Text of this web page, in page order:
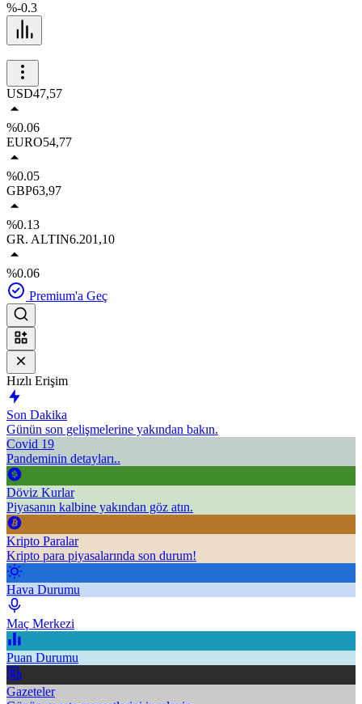
%-0.3
USD47,57
%0.06
EURO54,77
%0.05
GBP63,97
%0.13
GR. ALTIN6.201,10
%0.06
Premium'a Geç
Hızlı Erişim
Son Dakika
Günün son gelişmelerine yakından bakın.
Covid 19
Pandeminin detayları..
Döviz Kurlar
Piyasanın kalbine yakından göz atın.
Kripto Paralar
Kripto para piyasalarında son durum!
Hava Durumu
Maç Merkezi
Puan Durumu
Gazeteler